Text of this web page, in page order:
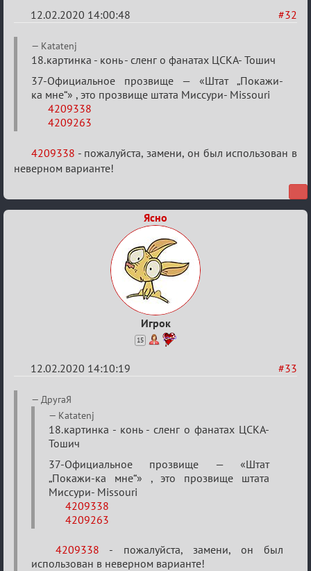
#32
12.02.2020 14:00:48
Re:
Найди
меня!
Katatenj
18.картинка - конь - сленг о фанатах ЦСКА- Тошич
37-Официальное прозвище — «Штат „Покажи-
ка мне“» , это прозвище штата Миссури- Missouri
4209338
4209263
4209338 - пожалуйста, замени, он был использован в
неверном варианте!
Ясно
Игрок
15
#33
12.02.2020 14:10:19
Re:
Найди
меня!
ДругаЯ
Katatenj
18.картинка - конь - сленг о фанатах ЦСКА-
Тошич
37-Официальное прозвище — «Штат
„Покажи-ка мне“» , это прозвище штата
Миссури- Missouri
4209338
4209263
4209338 - пожалуйста, замени, он был
использован в неверном варианте!